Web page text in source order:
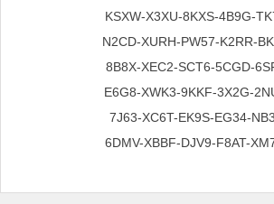
KSXW-X3XU-8KXS-4B9G-
N2CD-XURH-PW57-K2RR-
8B8X-XEC2-SCT6-5CGD-
E6G8-XWK3-9KKF-3X2G-
7J63-XC6T-EK9S-EG34-
6DMV-XBBF-DJV9-F8AT-